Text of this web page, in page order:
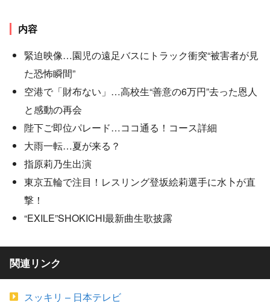
内容
緊迫映像…園児の遠足バスにトラック衝突“被害者が見
た恐怖瞬間”
空港で「財布ない」…高校生“善意の6万円”去った恩人
と感動の再会
陛下ご即位パレード…ココ通る！コース詳細
大雨一転…夏が来る？
指原莉乃生出演
東京五輪で注目！レスリング登坂絵莉選手に水卜が直
撃！
“EXILE”SHOKICHI最新曲生歌披露
関連リンク
スッキリ – 日本テレビ